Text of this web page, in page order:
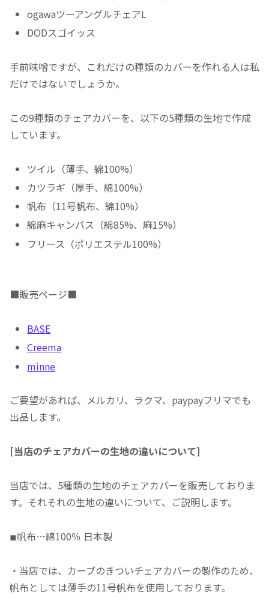
ogawaツーアングルチェアL
DODスゴイッス
手前味噌ですが、これだけの種類のカバーを作れる人は私
だけではないでしょうか。
この9種類のチェアカバーを、以下の5種類の生地で作成
しています。
ツイル（薄手、綿100%）
カツラギ（厚手、綿100%）
帆布（11号帆布、綿10%）
綿麻キャンバス（綿85%、麻15%）
フリース（ポリエステル100%）
■販売ページ■
BASE
Creema
minne
ご要望があれば、メルカリ、ラクマ、paypayフリマでも
出品します。
[当店のチェアカバーの生地の違いについて]
当店では、5種類の生地のチェアカバーを販売しておりま
す。それそれの生地の違いについて、ご説明します。
◾︎帆布…綿100％ 日本製
・当店では、カーブのきついチェアカバーの製作のため、
帆布としては薄手の11号帆布を使用しております。